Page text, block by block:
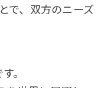
で、双方のニーズ
。